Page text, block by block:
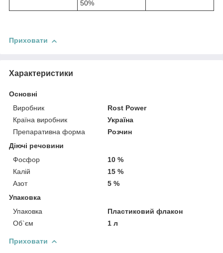
50%
Приховати
Характеристики
Основні
Виробник
Rost Power
Країна виробник
Україна
Препаративна форма
Розчин
Діючі речовини
Фосфор
10 %
Калій
15 %
Азот
5 %
Упаковка
Упаковка
Пластиковий флакон
Об`єм
1 л
Приховати